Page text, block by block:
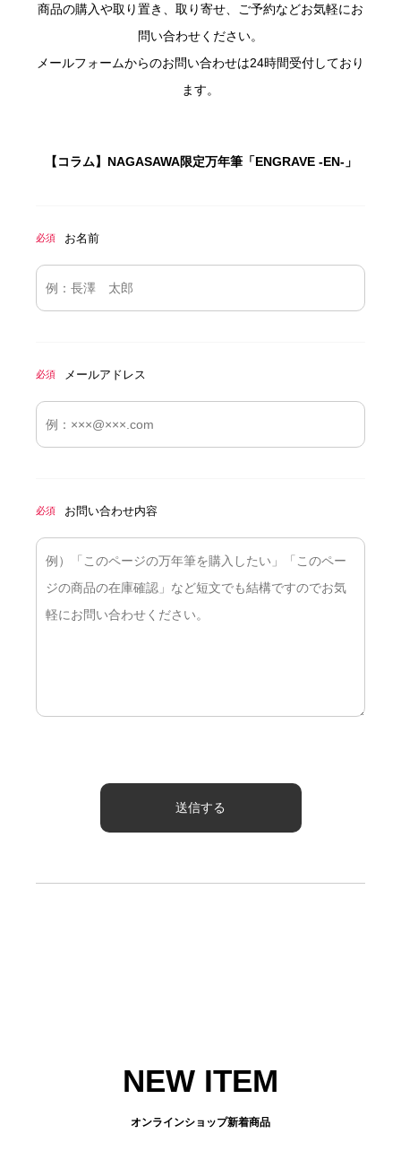
商品の購入や取り置き、取り寄せ、ご予約などお気軽にお
問い合わせください。
メールフォームからのお問い合わせは24時間受付しており
ます。
【コラム】NAGASAWA限定万年筆「ENGRAVE -EN-」
必須 お名前
必須 メールアドレス
必須 お問い合わせ内容
NEW ITEM
オンラインショップ新着商品